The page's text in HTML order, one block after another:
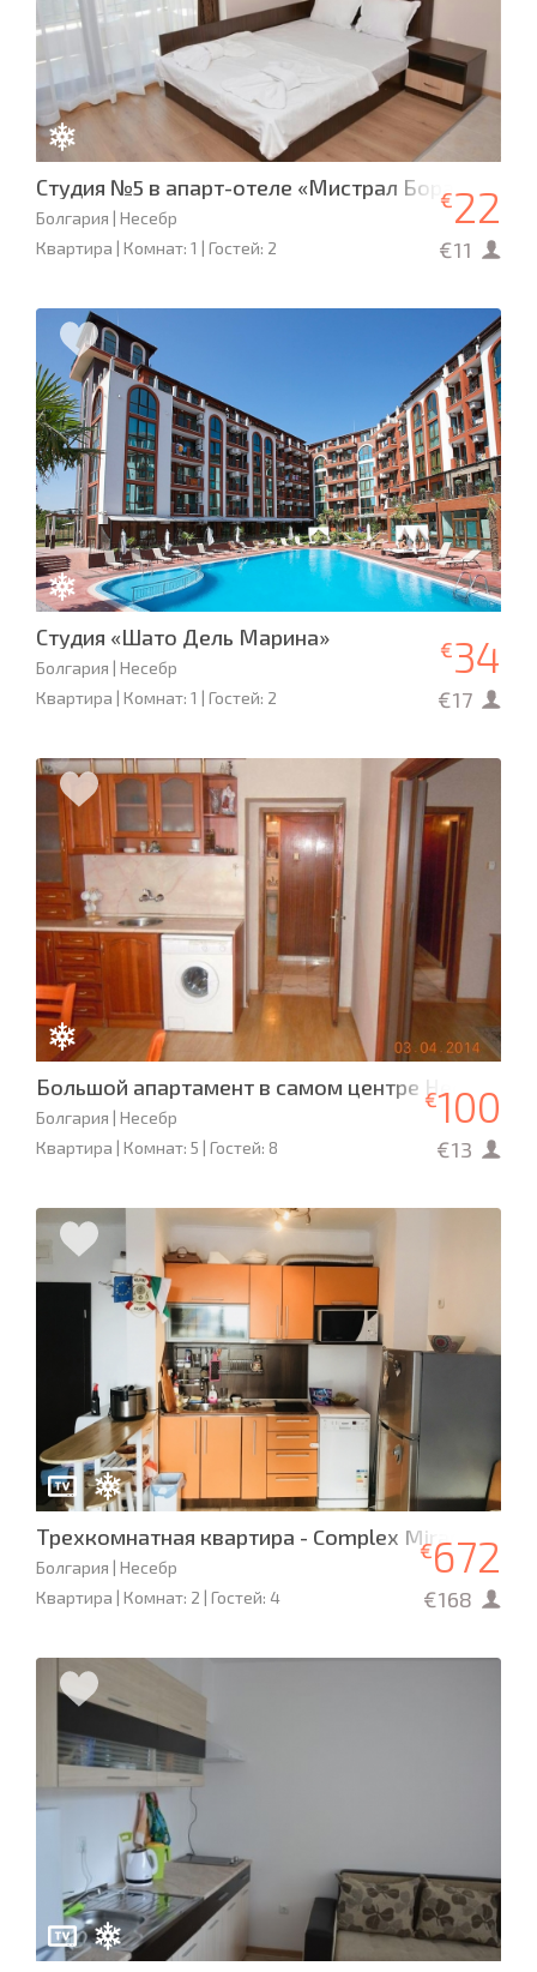
Студия №5 в апарт-отеле «Мистрал Бора»
Болгария | Несебр
Квартира | Комнат: 1 | Гостей: 2
€22
€11
Студия «Шато Дель Марина»
Болгария | Несебр
Квартира | Комнат: 1 | Гостей: 2
€34
€17
Большой апартамент в самом центре Несебра
Болгария | Несебр
Квартира | Комнат: 5 | Гостей: 8
€100
€13
Трехкомнатная квартира - Complex Mirage
Болгария | Несебр
Квартира | Комнат: 2 | Гостей: 4
€672
€168